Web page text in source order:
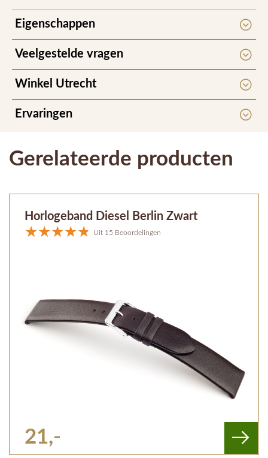
Eigenschappen
Veelgestelde vragen
Winkel Utrecht
Ervaringen
Gerelateerde producten
Horlogeband Diesel Berlin Zwart
Uit 15 Beoordelingen
21,-